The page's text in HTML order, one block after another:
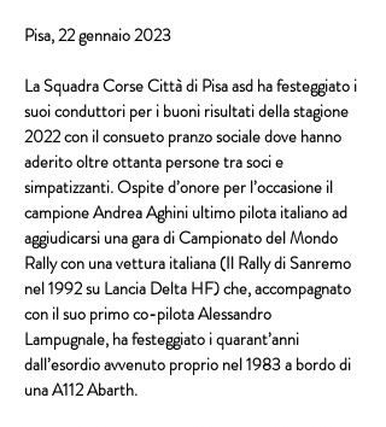
Pisa, 22 gennaio 2023
La Squadra Corse Città di Pisa asd ha festeggiato i
suoi conduttori per i buoni risultati della stagione
2022 con il consueto pranzo sociale dove hanno
aderito oltre ottanta persone tra soci e
simpatizzanti. Ospite d’onore per l’occasione il
campione Andrea Aghini ultimo pilota italiano ad
aggiudicarsi una gara di Campionato del Mondo
Rally con una vettura italiana (Il Rally di Sanremo
nel 1992 su Lancia Delta HF) che, accompagnato
con il suo primo co-pilota Alessandro
Lampugnale, ha festeggiato i quarant’anni
dall’esordio avvenuto proprio nel 1983 a bordo di
una A112 Abarth.